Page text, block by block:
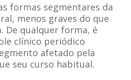
formas segmentares da
menos graves do que
De qualquer forma, é
clínico periódico
afetado pela
seu curso habitual.